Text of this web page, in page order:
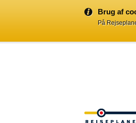
Brug af
På